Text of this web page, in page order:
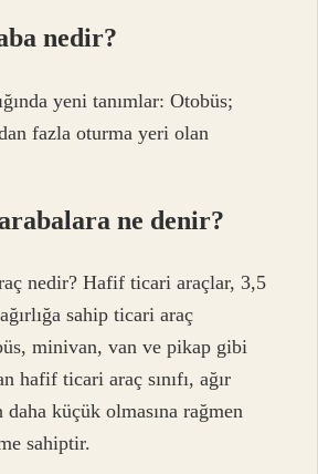
nedir?
yeni tanımlar: Otobüs;
fazla oturma yeri olan
ne denir?
nedir? Hafif ticari araçlar, 3,5
sahip ticari araç
minivan, van ve pikap gibi
hafif ticari araç sınıfı, ağır
küçük olmasına rağmen
sahiptir.